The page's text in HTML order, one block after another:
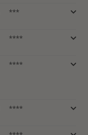
***
****
****
****